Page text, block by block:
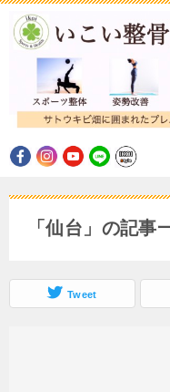
「仙台」の記事
Tweet